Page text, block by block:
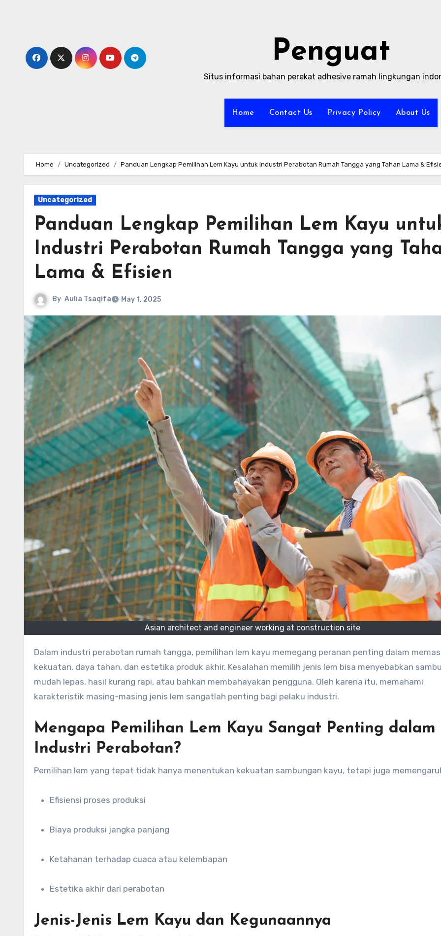
Penguat
Situs informasi bahan perekat adhesive ramah lingkungan
Home Contact Us Privacy Policy About Us
Home Uncategorized Panduan Lengkap Pemilihan Lem Kayu untuk Industri Perabotan Rumah Tangga yang Tahan Lama &
Uncategorized
Panduan Lengkap Pemilihan Lem Kayu
Industri Perabotan Rumah Tangga yang
Lama & Efisien
By Aulia Tsaqifa May 1, 2025
Asian architect and engineer working at construction site
Dalam industri perabotan rumah tangga, pemilihan lem kayu memegang peranan penting dalam memastikan
kekuatan, daya tahan, dan estetika produk akhir. Kesalahan memilih jenis lem bisa menyebabkan
mudah lepas, hasil kurang rapi, atau bahkan membahayakan pengguna. Oleh karena itu, memahami
karakteristik masing-masing jenis lem sangatlah penting bagi pelaku industri.
Mengapa Pemilihan Lem Kayu Sangat Penting dalam
Industri Perabotan?
Pemilihan lem yang tepat tidak hanya menentukan kekuatan sambungan kayu, tetapi juga
Efisiensi proses produksi
Biaya produksi jangka panjang
Ketahanan terhadap cuaca atau kelembapan
Estetika akhir dari perabotan
Jenis-Jenis Lem Kayu dan Kegunaannya